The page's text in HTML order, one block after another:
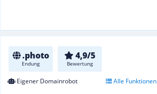
.photo
Endung
4,9/5
Bewertung
Eigener Domainrobot Alle Funktionen